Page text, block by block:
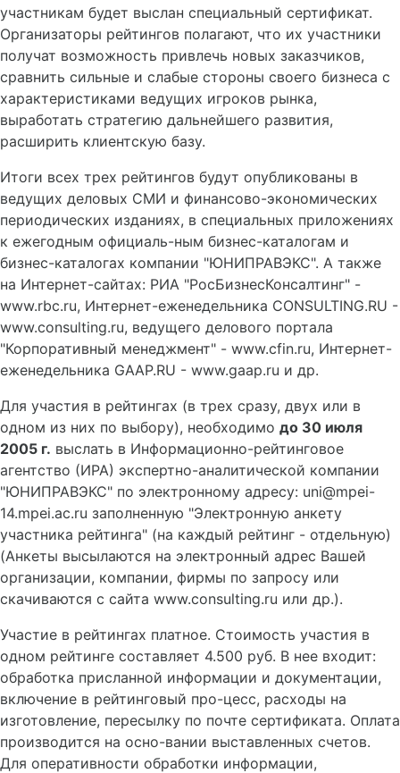
участникам будет выслан специальный сертификат.
Организаторы рейтингов полагают, что их участники
получат возможность привлечь новых заказчиков,
сравнить сильные и слабые стороны своего бизнеса с
характеристиками ведущих игроков рынка,
выработать стратегию дальнейшего развития,
расширить клиентскую базу.
Итоги всех трех рейтингов будут опубликованы в
ведущих деловых СМИ и финансово-экономических
периодических изданиях, в специальных приложениях
к ежегодным официаль-ным бизнес-каталогам и
бизнес-каталогах компании "ЮНИПРАВЭКС". А также
на Интернет-сайтах: РИА "РосБизнесКонсалтинг" -
www.rbc.ru, Интернет-еженедельника CONSULTING.RU -
www.consulting.ru, ведущего делового портала
"Корпоративный менеджмент" - www.cfin.ru, Интернет-
еженедельника GAAP.RU - www.gaap.ru и др.
Для участия в рейтингах (в трех сразу, двух или в
одном из них по выбору), необходимо до 30 июля
2005 г. выслать в Информационно-рейтинговое
агентство (ИРА) экспертно-аналитической компании
"ЮНИПРАВЭКС" по электронному адресу: uni@mpei-
14.mpei.ac.ru заполненную "Электронную анкету
участника рейтинга" (на каждый рейтинг - отдельную)
(Анкеты высылаются на электронный адрес Вашей
организации, компании, фирмы по запросу или
скачиваются с сайта www.consulting.ru или др.).
Участие в рейтингах платное. Стоимость участия в
одном рейтинге составляет 4.500 руб. В нее входит:
обработка присланной информации и документации,
включение в рейтинговый про-цесс, расходы на
изготовление, пересылку по почте сертификата. Оплата
производится на осно-вании выставленных счетов.
Для оперативности обработки информации,